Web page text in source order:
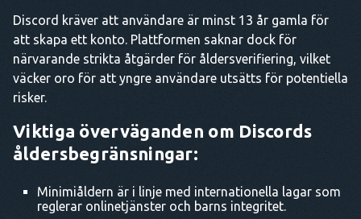
Discord kräver att användare är minst 13 år gamla för
att skapa ett konto. Plattformen saknar dock för
närvarande strikta åtgärder för åldersverifiering, vilket
väcker oro för att yngre användare utsätts för potentiella
risker.
Viktiga överväganden om Discords
åldersbegränsningar:
Minimiåldern är i linje med internationella lagar som
reglerar onlinetjänster och barns integritet.